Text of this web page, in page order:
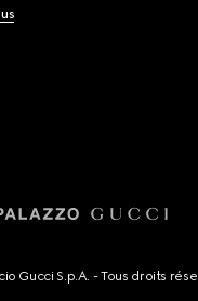
Gucci S.p.A. - Tous droits